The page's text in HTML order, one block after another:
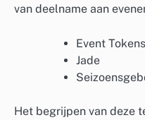
van deelname aan
Event Tokens
Jade
Het begrijpen van deze